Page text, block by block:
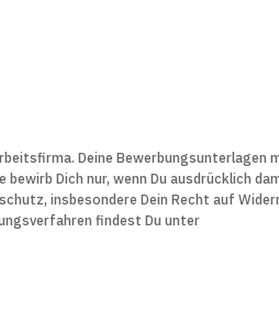
Deine Bewerbungs­unter­lagen
Dich nur, wenn Du aus­drücklich
insbe­sondere Dein Recht auf
findest Du unter